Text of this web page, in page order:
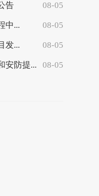
告 08-05
中... 08-05
发... 08-05
安防提... 08-05